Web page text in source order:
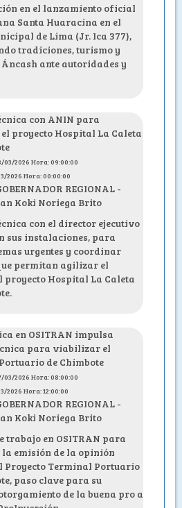
en el lanzamiento oficial
Santa Huaracina en el
de Lima (Jr. Ica 377),
tradiciones, turismo y
ante autoridades y
con ANIN para
proyecto Hospital La Caleta
03/2026 Hora: 09:00:00
2026 Hora: 00:00:00
REGIONAL -
Koki Noriega Brito
con el director ejecutivo
sus instalaciones, para
urgentes y coordinar
permitan agilizar el
proyecto Hospital La Caleta
en OSITRAN impulsa
para viabilizar el
de Chimbote
03/2026 Hora: 08:00:00
2026 Hora: 12:00:00
REGIONAL -
Koki Noriega Brito
trabajo en OSITRAN para
emisión de la opinión
Proyecto Terminal Portuario
paso clave para su
de la buena pro a